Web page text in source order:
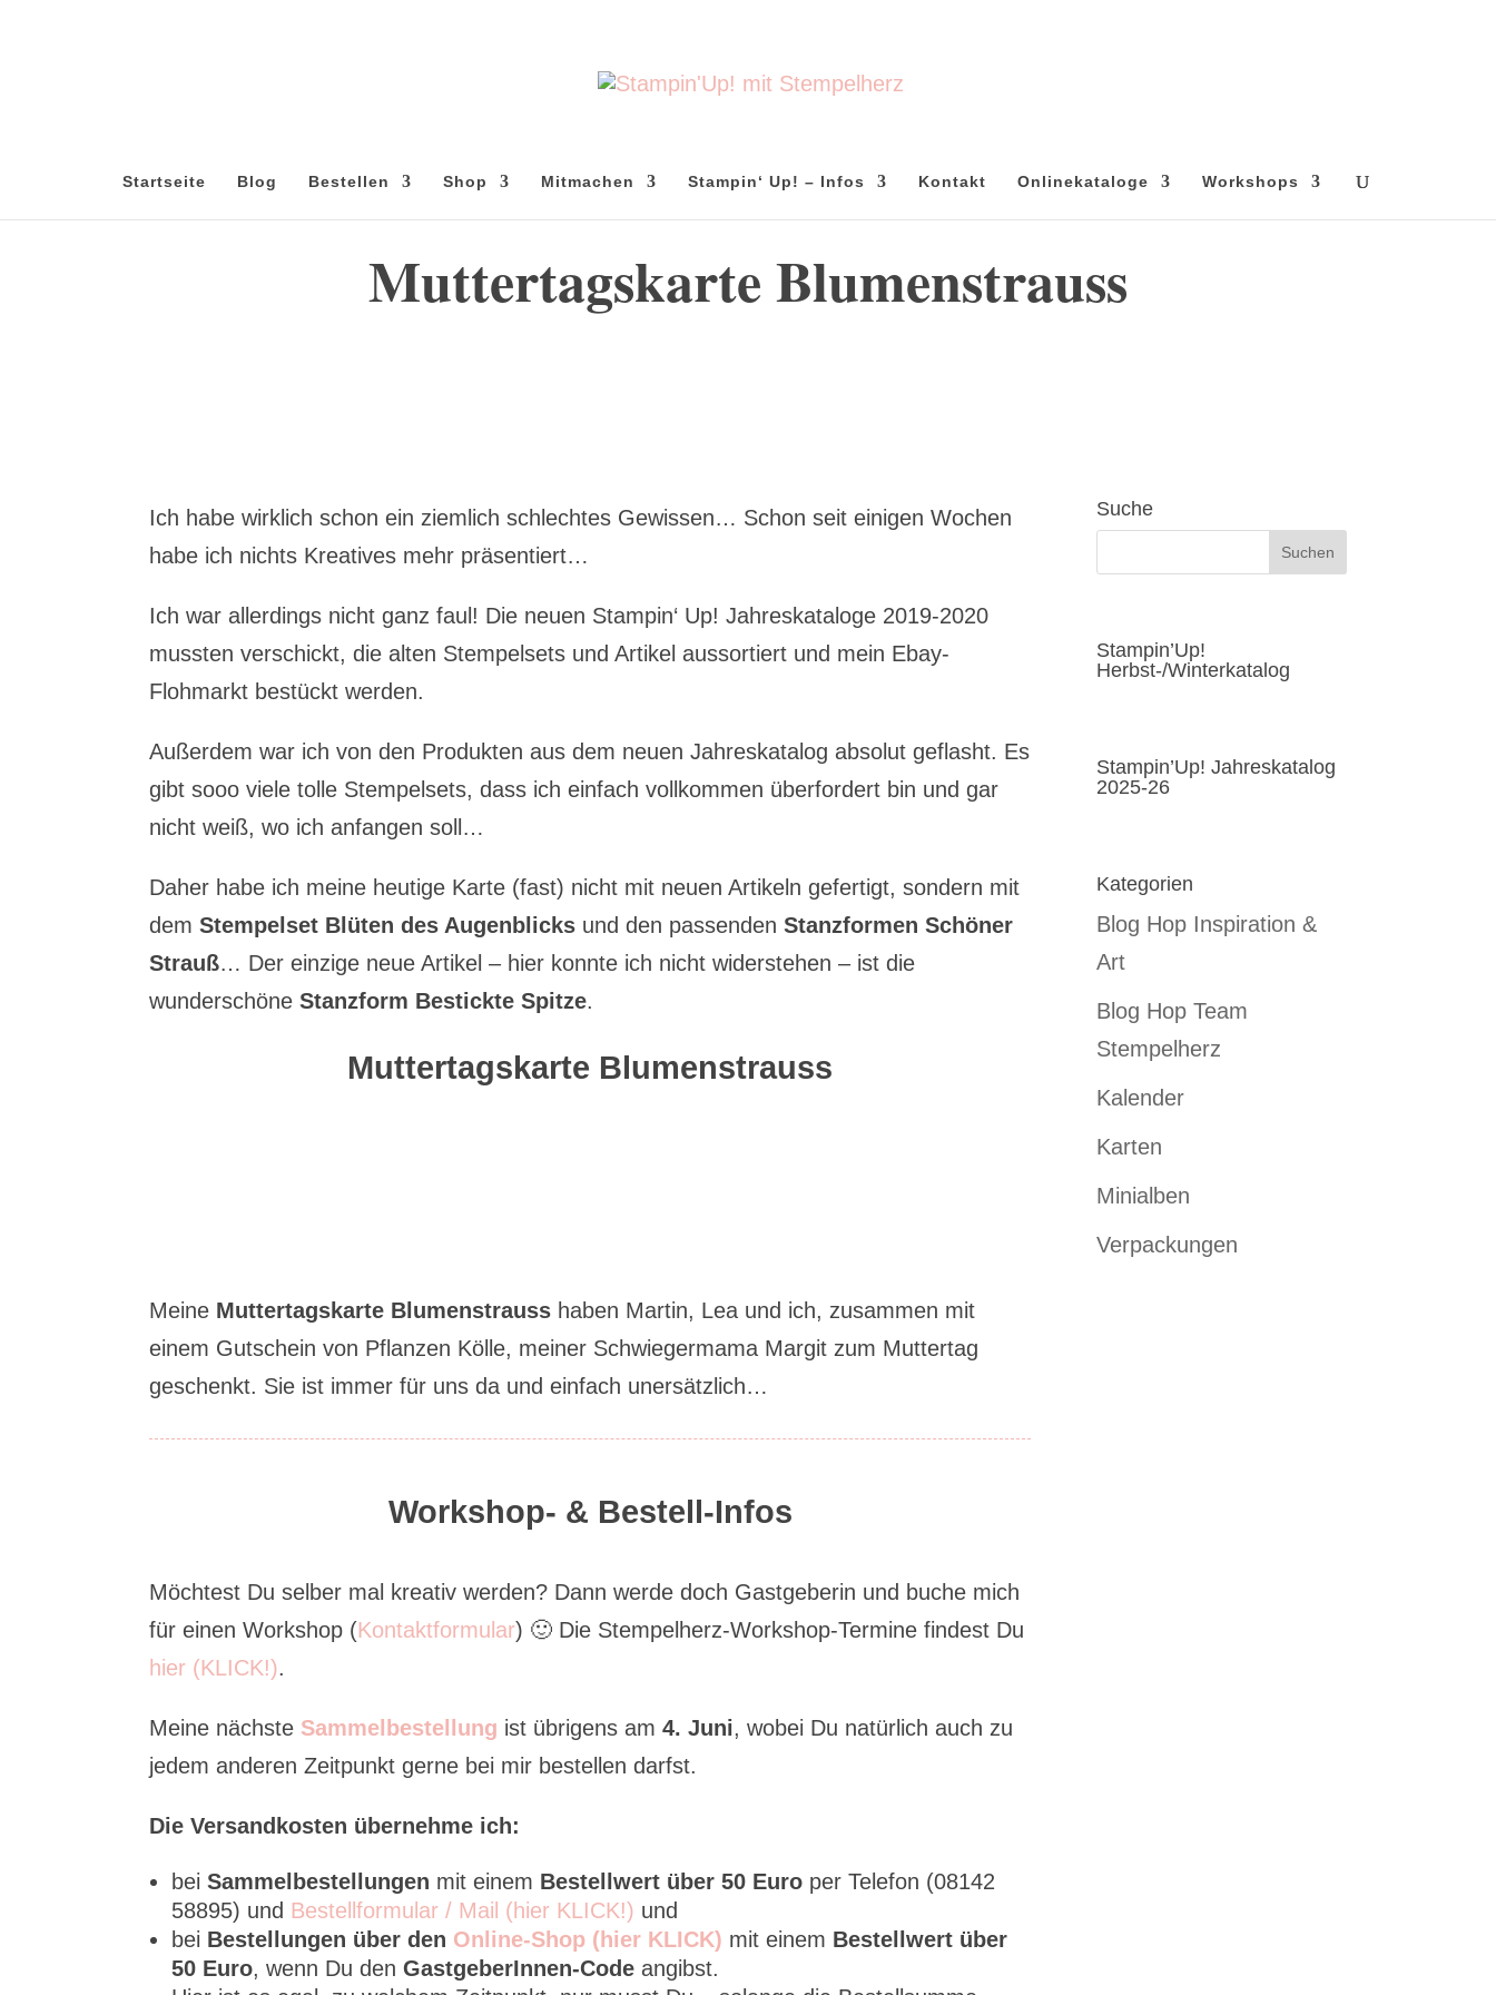
Startseite Blog Bestellen Shop Mitmachen Stampin‘ Up! – Infos Kontakt Onlinekataloge Workshops
Muttertagskarte Blumenstrauss
Ich habe wirklich schon ein ziemlich schlechtes Gewissen… Schon seit einigen Wochen
habe ich nichts Kreatives mehr präsentiert…
Ich war allerdings nicht ganz faul! Die neuen Stampin‘ Up! Jahreskataloge 2019-2020
mussten verschickt, die alten Stempelsets und Artikel aussortiert und mein Ebay-
Flohmarkt bestückt werden.
Außerdem war ich von den Produkten aus dem neuen Jahreskatalog absolut geflasht. Es
gibt sooo viele tolle Stempelsets, dass ich einfach vollkommen überfordert bin und gar
nicht weiß, wo ich anfangen soll…
Daher habe ich meine heutige Karte (fast) nicht mit neuen Artikeln gefertigt, sondern mit
demStempelset Blüten des Augenblicks und den passendenStanzformen Schöner
Strauß… Der einzige neue Artikel – hier konnte ich nicht widerstehen – ist die
wunderschöneStanzform Bestickte Spitze.
Muttertagskarte Blumenstrauss
Meine Muttertagskarte Blumenstrauss haben Martin, Lea und ich, zusammen mit
einem Gutschein von Pflanzen Kölle, meiner Schwiegermama Margit zum Muttertag
geschenkt. Sie ist immer für uns da und einfach unersätzlich…
Workshop- & Bestell-Infos
Möchtest Du selber mal kreativ werden? Dann werde doch Gastgeberin und buche mich
für einen Workshop (Kontaktformular) 🙂 Die Stempelherz-Workshop-Termine findest Du
hier (KLICK!).
Meine nächste Sammelbestellung ist übrigens am4. Juni, wobei Du natürlich auch zu
jedem anderen Zeitpunkt gerne bei mir bestellen darfst.
Die Versandkosten übernehme ich:
beiSammelbestellungen mit einem Bestellwert über 50 Euro per Telefon (08142
58895) und Bestellformular / Mail (hier KLICK!) und
bei Bestellungen über den Online-Shop (hier KLICK) mit einem Bestellwert über
50 Euro, wenn Du denGastgeberInnen-Code angibst.
Suche
Stampin’Up!
Herbst-/Winterkatalog
Stampin’Up! Jahreskatalog
2025-26
Kategorien
Blog Hop Inspiration &
Art
Blog Hop Team
Stempelherz
Kalender
Karten
Minialben
Verpackungen